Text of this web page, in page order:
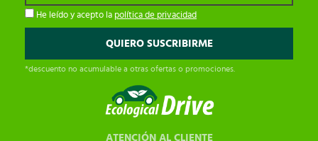
He leído y acepto la política de privacidad
*descuento no acumulable a otras ofertas o promociones.
ATENCIÓN AL CLIENTE